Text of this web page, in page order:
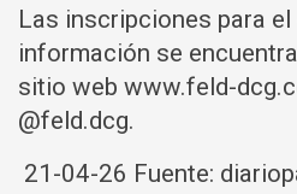
Las inscripciones para
información se
sitio web www.feld-
@feld.dcg.
21-04-26 Fuente: